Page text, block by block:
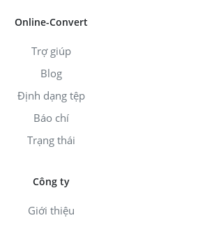
Online-Convert
Trợ giúp
Blog
Định dạng tệp
Báo chí
Trạng thái
Công ty
Giới thiệu